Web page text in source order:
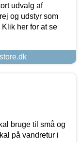
udvalg af
og udstyr som
her for at se
bruge til små og
på vandretur i